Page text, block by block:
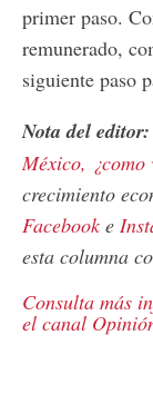
primer paso.
remunerado,
siguiente paso
Nota del editor:
México, ¿como
crecimiento
Facebook e
esta columna
Consulta más
el canal